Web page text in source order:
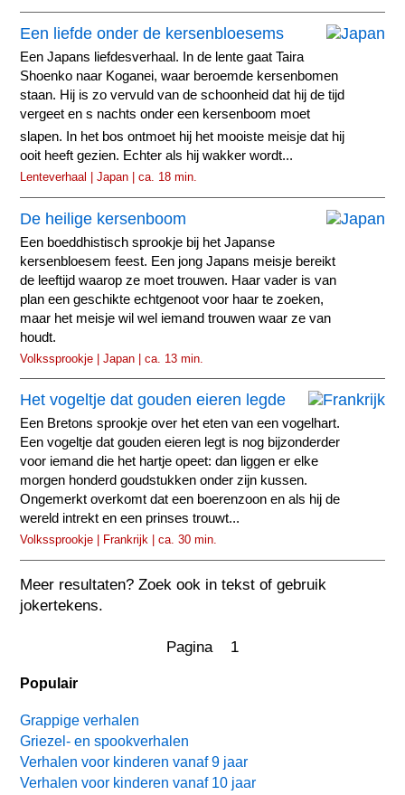
Een liefde onder de kersenbloesems
Een Japans liefdesverhaal. In de lente gaat Taira
Shoenko naar Koganei, waar beroemde kersenbomen
staan. Hij is zo vervuld van de schoonheid dat hij de tijd
vergeet en s nachts onder een kersenboom moet
slapen. In het bos ontmoet hij het mooiste meisje dat hij
ooit heeft gezien. Echter als hij wakker wordt...
Lenteverhaal | Japan | ca. 18 min.
De heilige kersenboom
Een boeddhistisch sprookje bij het Japanse
kersenbloesem feest. Een jong Japans meisje bereikt
de leeftijd waarop ze moet trouwen. Haar vader is van
plan een geschikte echtgenoot voor haar te zoeken,
maar het meisje wil wel iemand trouwen waar ze van
houdt.
Volkssprookje | Japan | ca. 13 min.
Het vogeltje dat gouden eieren legde
Een Bretons sprookje over het eten van een vogelhart.
Een vogeltje dat gouden eieren legt is nog bijzonderder
voor iemand die het hartje opeet: dan liggen er elke
morgen honderd goudstukken onder zijn kussen.
Ongemerkt overkomt dat een boerenzoon en als hij de
wereld intrekt en een prinses trouwt...
Volkssprookje | Frankrijk | ca. 30 min.
Meer resultaten? Zoek ook in tekst of gebruik
jokertekens.
Pagina 1
Populair
Grappige verhalen
Griezel- en spookverhalen
Verhalen voor kinderen vanaf 9 jaar
Verhalen voor kinderen vanaf 10 jaar